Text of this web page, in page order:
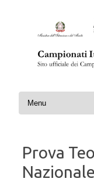
Skip to content
Prova